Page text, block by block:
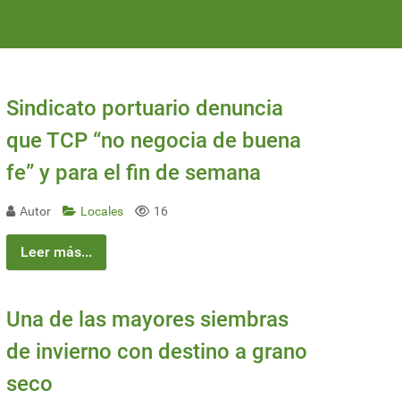
Sindicato portuario denuncia
que TCP “no negocia de buena
fe” y para el fin de semana
Autor Locales 16
Leer más...
Una de las mayores siembras
de invierno con destino a grano
seco